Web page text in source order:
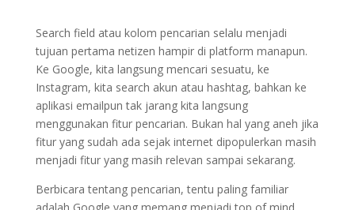
Search field atau kolom pencarian selalu menjadi
tujuan pertama netizen hampir di platform manapun.
Ke Google, kita langsung mencari sesuatu, ke
Instagram, kita search akun atau hashtag, bahkan ke
aplikasi emailpun tak jarang kita langsung
menggunakan fitur pencarian. Bukan hal yang aneh jika
fitur yang sudah ada sejak internet dipopulerkan masih
menjadi fitur yang masih relevan sampai sekarang.
Berbicara tentang pencarian, tentu paling familiar